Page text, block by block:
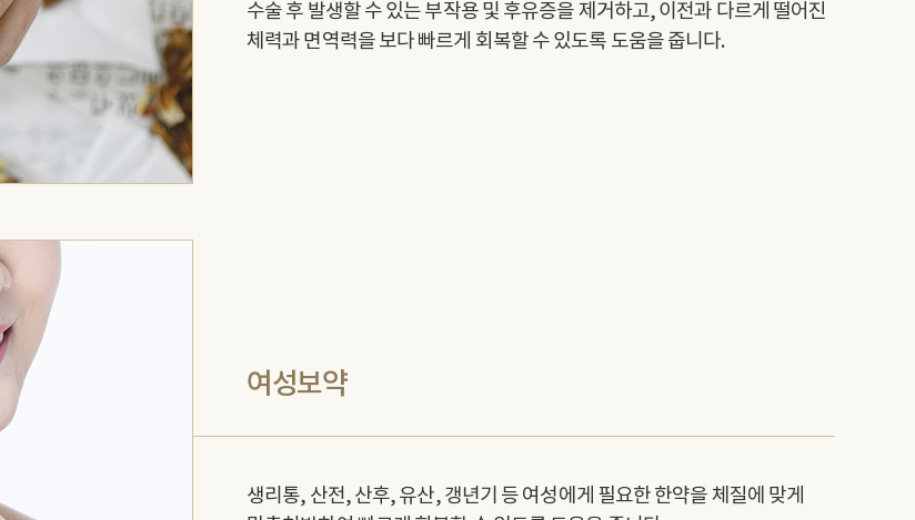
수술 후 발생할 수 있는 부작용 및 후유증을 제거하고, 이전과 다르게 떨어진
체력과 면역력을 보다 빠르게 회복할 수 있도록 도움을 줍니다.
여성보약
생리통, 산전, 산후, 유산, 갱년기 등 여성에게 필요한 한약을 체질에 맞게